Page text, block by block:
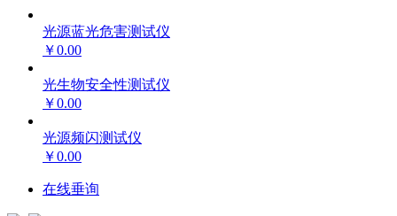
光源蓝光危害测试仪
￥0.00
光生物安全性测试仪
￥0.00
光源频闪测试仪
￥0.00
在线垂询